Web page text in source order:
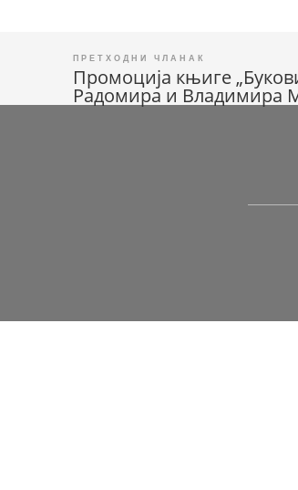
Кретање
Промоција књиге
Радомира и Владимира